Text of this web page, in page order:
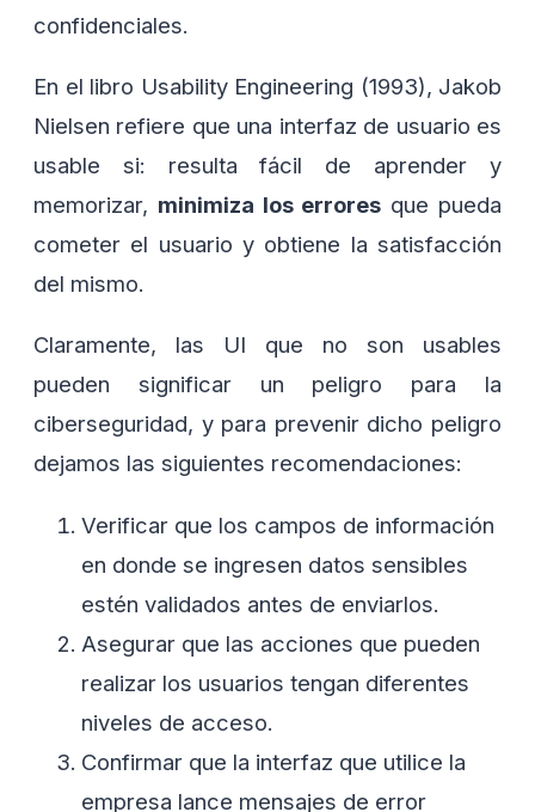
confidenciales.
En el libro Usability Engineering (1993), Jakob
Nielsen refiere que una interfaz de usuario es
usable si: resulta fácil de aprender y
memorizar, minimiza los errores que pueda
cometer el usuario y obtiene la satisfacción
del mismo.
Claramente, las UI que no son usables
pueden significar un peligro para la
ciberseguridad, y para prevenir dicho peligro
dejamos las siguientes recomendaciones:
Verificar que los campos de información
en donde se ingresen datos sensibles
estén validados antes de enviarlos.
Asegurar que las acciones que pueden
realizar los usuarios tengan diferentes
niveles de acceso.
Confirmar que la interfaz que utilice la
empresa lance mensajes de error